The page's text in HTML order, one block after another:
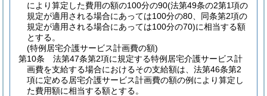
により算定した費用の額の100分の90(法第49条の2第1項の
規定が適用される場合にあっては100分の80、同条第2項の
規定が適用される場合にあっては100分の70)に相当する額
とする。
(特例居宅介護サービス計画費の額)
第10条
法第47条第2項に規定する特例居宅介護サービス計
画費を支給する場合におけるその支給額は、法第46条第2
項に定める居宅介護サービス計画費の額の例により算定し
た費用額に相当する額とする。